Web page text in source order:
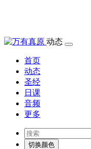
动态
首页
动态
圣经
日课
音频
更多
切换颜色